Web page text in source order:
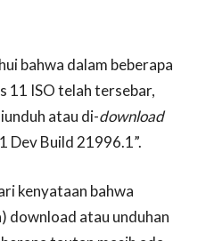
bahwa dalam beberapa
11 ISO telah tersebar,
atau di-download
Dev Build 21996.1”.
kenyataan bahwa
download atau unduhan